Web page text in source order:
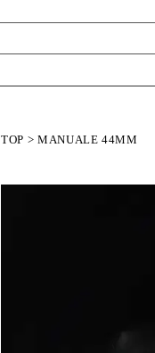
TOP > MANUALE 44MM